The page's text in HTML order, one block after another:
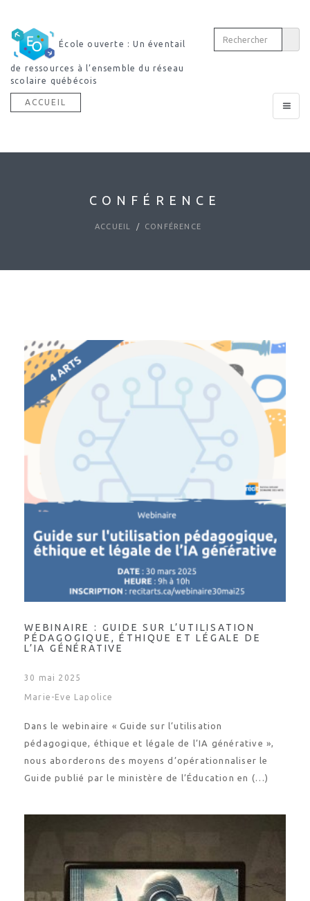
École ouverte : Un éventail
de ressources à l’ensemble du réseau
scolaire québécois
Toggle
ACCUEIL
CONFÉRENCE
ACCUEIL CONFÉRENCE
WEBINAIRE : GUIDE SUR L’UTILISATION
PÉDAGOGIQUE, ÉTHIQUE ET LÉGALE DE
L’IA GÉNÉRATIVE
30 mai 2025
Marie-Eve Lapolice
Dans le webinaire « Guide sur l’utilisation
pédagogique, éthique et légale de l’IA générative »,
nous aborderons des moyens d’opérationnaliser le
Guide publié par le ministère de l’Éducation en (…)